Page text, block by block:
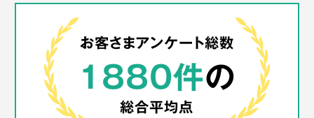
お客さまアンケート総数
1880件の
総合平均点